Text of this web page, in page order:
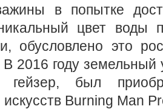
в попытке
цвет воды
обусловлено это
2016 году земельный
гейзер, был
Burning Man